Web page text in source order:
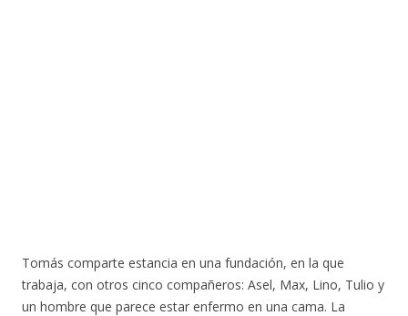
Tomás comparte estancia en una fundación, en la que
trabaja, con otros cinco compañeros: Asel, Max, Lino, Tulio y
un hombre que parece estar enfermo en una cama. La